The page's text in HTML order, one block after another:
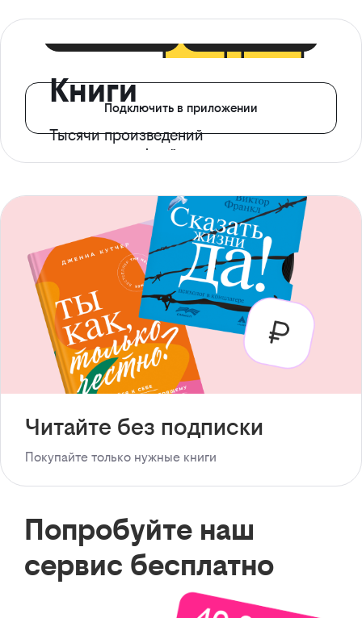
Книги
Тысячи произведений
с доступом офлайн
Подключить в приложении
Читайте без подписки
Покупайте только нужные книги
Попробуйте наш
сервис бесплатно